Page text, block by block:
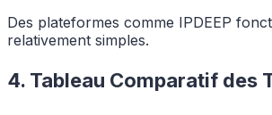
Des plateformes comme IPDEEP
relativement simples.
4. Tableau Comparatif des